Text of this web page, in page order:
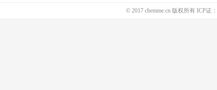
© 2017 chemme.cn 版权所有 ICP证：